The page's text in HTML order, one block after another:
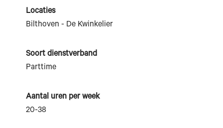
Locaties
Bilthoven - De Kwinkelier
Soort dienstverband
Parttime
Aantal uren per week
20-38